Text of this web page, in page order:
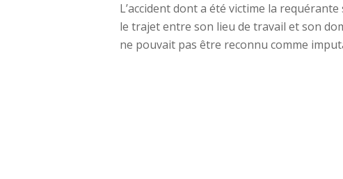
L’accident dont a été victime la
le trajet entre son lieu de travail et son
ne pouvait pas être reconnu comme